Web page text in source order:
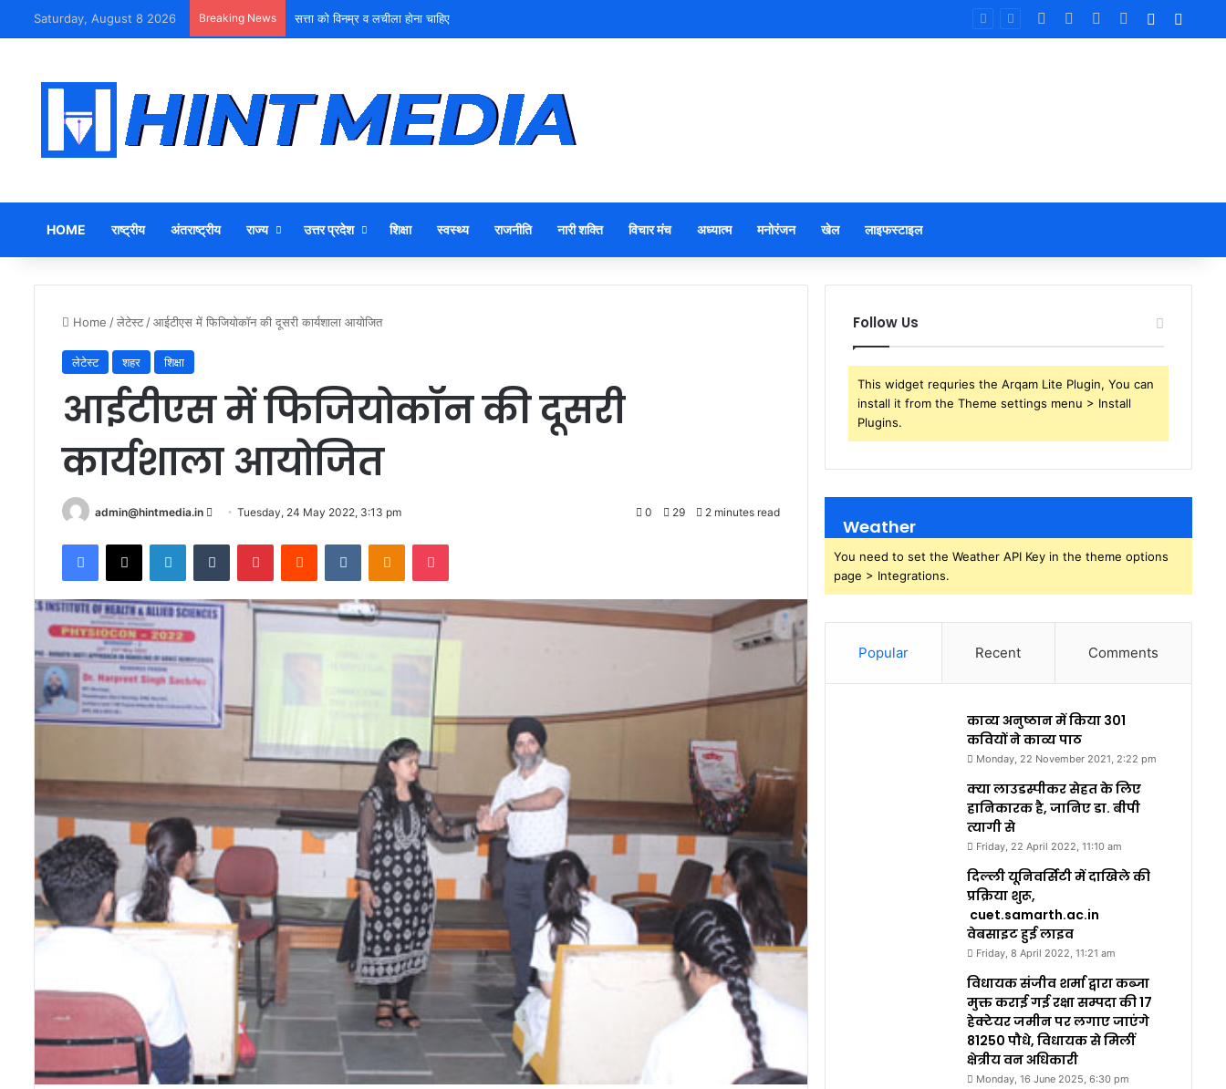
Saturday, August 8 2026 Breaking News सत्ता को विनम्र व लचीला होना चाहिए Facebook YouTubeInstagram
Log In
HOME राष्ट्रीय अंतराष्ट्रीय राज्य उत्तर प्रदेश शिक्षा स्वस्थ्य राजनीति नारी शक्ति विचार मंच अध्यात्म मनोरंजन खेल लाइफस्टाइल
Home /लेटेस्ट /आईटीएस में फिजियोकॉन की दूसरी कार्यशाला आयोजित
लेटेस्ट शहर शिक्षा
आईटीएस में फिजियोकॉन की दूसरी
कार्यशाला आयोजित
admin@hintmedia.in
Send
email
Tuesday, 24 May 2022, 3:13 pm 0 29 2 minutes read
Facebook
X LinkedInTumblr PinterestReddit VKontakteOdnoklassniki
Pocket
Follow Us
This widget requries the Arqam Lite Plugin, You can
install it from the Theme settings menu > Install
Plugins.
Weather
You need to set the Weather API Key in the theme options
page > Integrations.
Popular Recent Comments
काव्य अनुष्ठान में किया 301
कवियों ने काव्य पाठ
Monday, 22 November 2021, 2:22 pm
क्या लाउडस्पीकर सेहत के लिए
हानिकारक है, जानिए डा. बीपी
त्यागी से
Friday, 22 April 2022, 11:10 am
दिल्ली यूनिवर्सिटी में दाखिले की
प्रक्रिया शुरू,
cuet.samarth.ac.in
वेबसाइट हुई लाइव
Friday, 8 April 2022, 11:21 am
विधायक संजीव शर्मा द्वारा कब्जा
मुक्त कराई गई रक्षा सम्पदा की 17
हेक्टेयर जमीन पर लगाए जाएंगे
81250 पौधे, विधायक से मिलीं
क्षेत्रीय वन अधिकारी
Monday, 16 June 2025, 6:30 pm